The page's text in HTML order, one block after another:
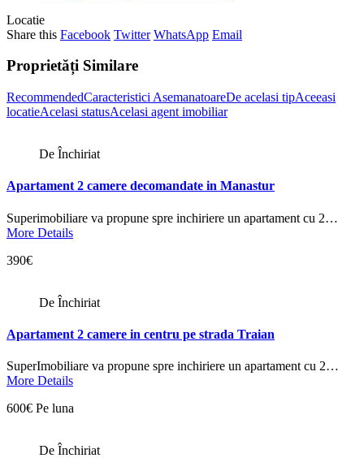
Locatie
Share this Facebook Twitter WhatsApp Email
Proprietăți Similare
RecommendedCaracteristici AsemanatoareDe acelasi tipAceeasi
locatieAcelasi statusAcelasi agent imobiliar
De Închiriat
Apartament 2 camere decomandate in Manastur
Superimobiliare va propune spre inchiriere un apartament cu 2…
More Details
390€
De Închiriat
Apartament 2 camere in centru pe strada Traian
SuperImobiliare va propune spre inchiriere un apartament cu 2…
More Details
600€ Pe luna
De Închiriat